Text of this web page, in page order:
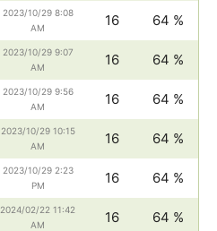
2023/10/29 8:08
AM
16 64 %
2023/10/29 9:07
AM
16 64 %
2023/10/29 9:56
AM
16 64 %
2023/10/29 10:15
AM
16 64 %
2023/10/29 2:23
PM
16 64 %
2024/02/22 11:42
AM
16 64 %